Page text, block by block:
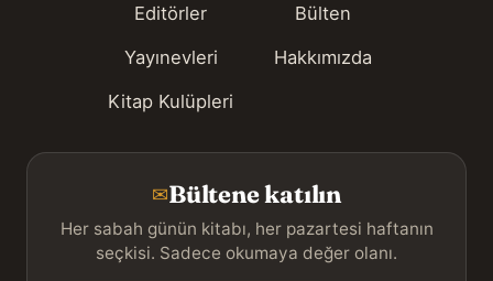
Editörler
Yayınevleri
Kitap Kulüpleri
Bülten
Hakkımızda
✉Bültene katılın
Her sabah günün kitabı, her pazartesi haftanın
seçkisi. Sadece okumaya değer olanı.